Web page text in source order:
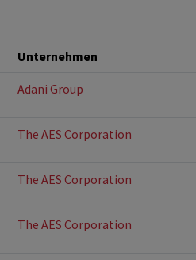
Unternehmen
Adani Group
The AES Corporation
The AES Corporation
The AES Corporation